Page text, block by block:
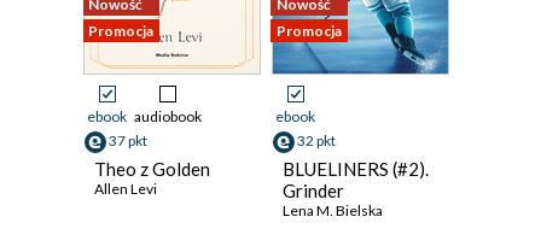
Nowość
Promocja
ebook audiobook
37 pkt
Theo z Golden
Allen Levi
Nowość
Promocja
ebook
32 pkt
BLUELINERS (#2).
Grinder
Lena M. Bielska